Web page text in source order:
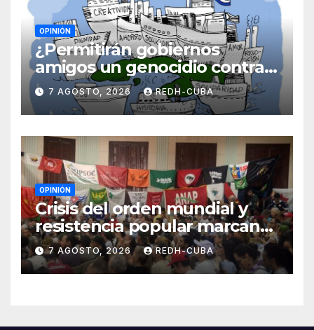
OPINIÓN
¿Permitirán gobiernos
amigos un genocidio contra
Cuba? Por Hedelberto López
Blanch
7 AGOSTO, 2026 REDH-CUBA
OPINIÓN
Crisis del orden mundial y
resistencia popular marcan
el inicio de la IV Asamblea
Continental de ALBA
Movimientos en Cuba
7 AGOSTO, 2026 REDH-CUBA